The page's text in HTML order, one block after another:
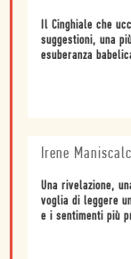
Il Cinghiale che
suggestioni, una
esuberanza
Irene
Una rivelazione,
voglia di leggere
e i sentimenti più